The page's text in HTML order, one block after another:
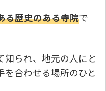
る歴史のある寺院で
知られ、地元の人にと
を合わせる場所のひと